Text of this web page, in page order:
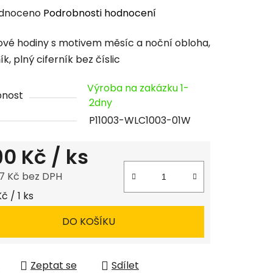
Podrobnosti hodnocení
hodiny s motivem měsíc a noční obloha,
plný ciferník bez číslic
Výroba na zakázku 1-
2dny
P11003-WLC1003-01W
Kč / ks
Kč bez DPH
cena:
/ 1 ks
DO KOŠÍKU
Zeptat se Sdílet